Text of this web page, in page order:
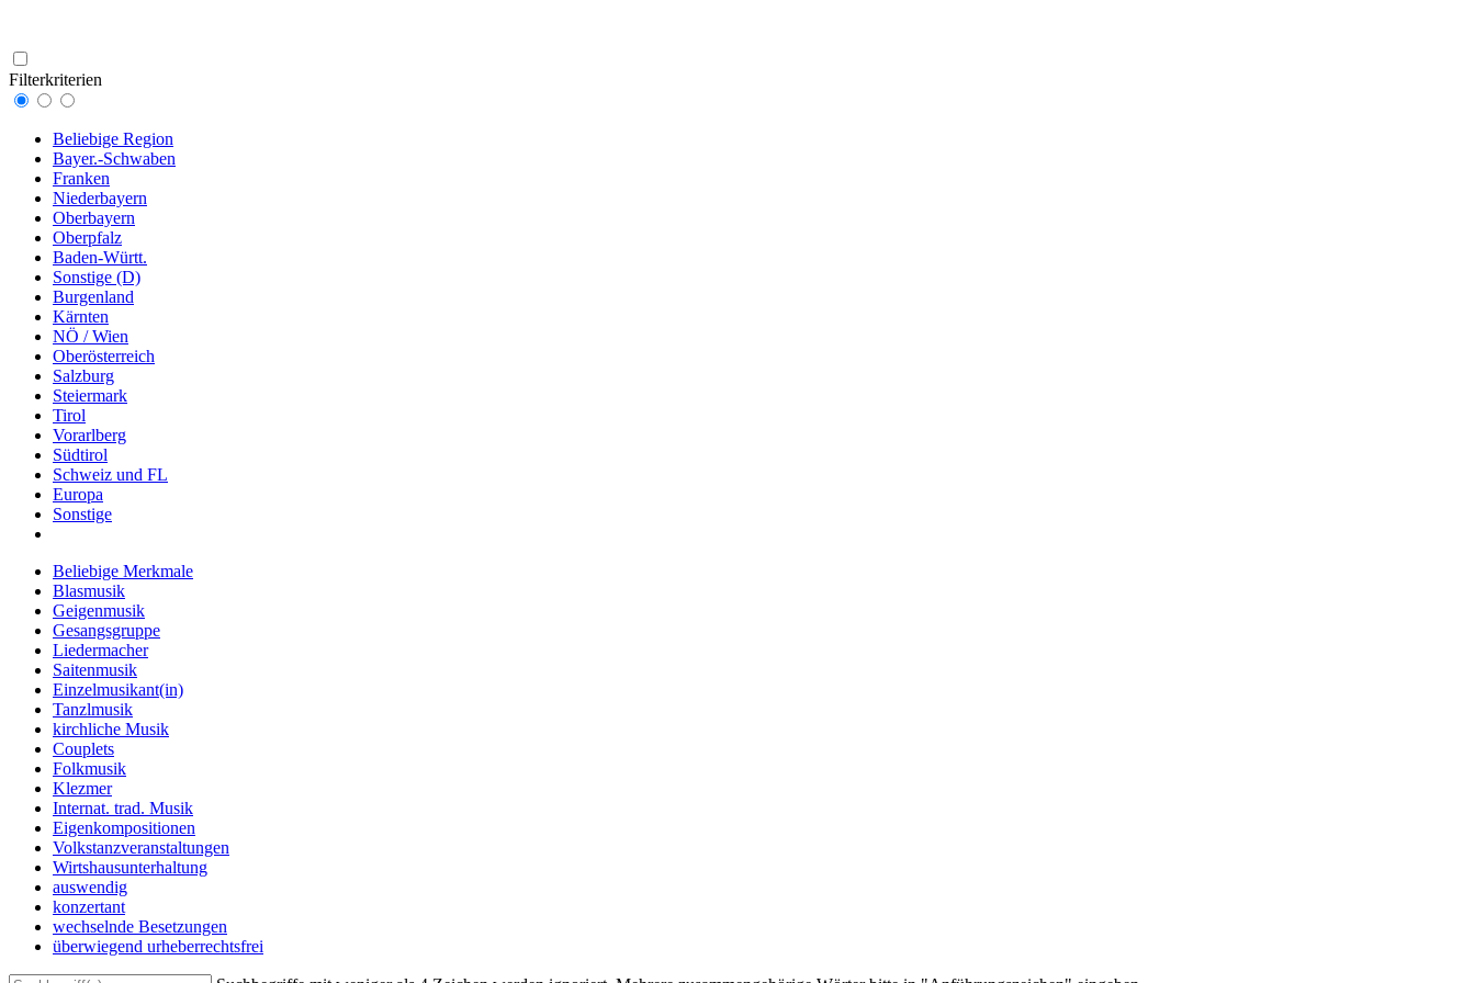
Filterkriterien
Beliebige Region
Bayer.-Schwaben
Franken
Niederbayern
Oberbayern
Oberpfalz
Baden-Württ.
Sonstige (D)
Burgenland
Kärnten
NÖ / Wien
Oberösterreich
Salzburg
Steiermark
Tirol
Vorarlberg
Südtirol
Schweiz und FL
Europa
Sonstige
Beliebige Merkmale
Blasmusik
Geigenmusik
Gesangsgruppe
Liedermacher
Saitenmusik
Einzelmusikant(in)
Tanzlmusik
kirchliche Musik
Couplets
Folkmusik
Klezmer
Internat. trad. Musik
Eigenkompositionen
Volkstanzveranstaltungen
Wirtshausunterhaltung
auswendig
konzertant
wechselnde Besetzungen
überwiegend urheberrechtsfrei